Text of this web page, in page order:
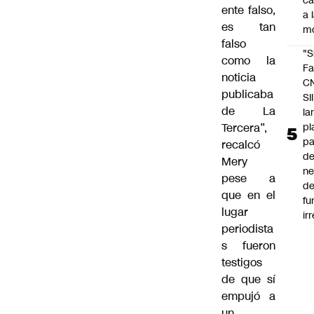
ente falso,
es tan
falso
como la
noticia
publicaba
de La
Tercera”,
recalcó
Mery
pese a
que en el
lugar
periodista
s fueron
testigos
de que sí
empujó a
a
SII
de